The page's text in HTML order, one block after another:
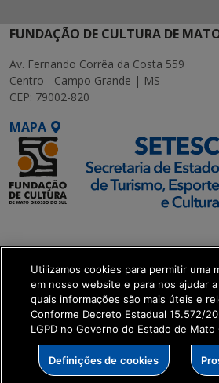
FUNDAÇÃO DE CULTURA DE
Av. Fernando Corrêa da Costa 559
Centro - Campo Grande | MS
CEP: 79002-820
MAPA
Executiva de
Transformação Digital
get_footer();
Utilizamos cookies para permitir uma
em nosso website e para nos ajudar
quais informações são mais úteis e
Conforme Decreto Estadual 15.572/
LGPD no Governo do Estado de Mato
Definições de cookies